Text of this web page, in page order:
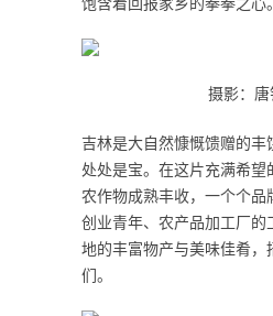
摄影：唐
吉林是大自然慷慨馈赠的丰
处处是宝。在这片充满希望
农作物成熟丰收，一个个品
创业青年、农产品加工厂
地的丰富物产与美味佳肴，
们。